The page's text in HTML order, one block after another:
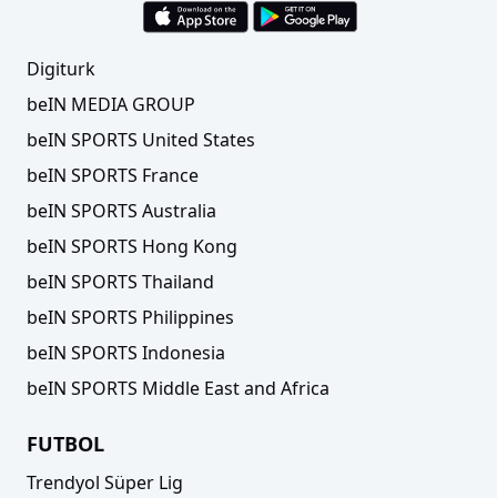
Digiturk
beIN MEDIA GROUP
beIN SPORTS United States
beIN SPORTS France
beIN SPORTS Australia
beIN SPORTS Hong Kong
beIN SPORTS Thailand
beIN SPORTS Philippines
beIN SPORTS Indonesia
beIN SPORTS Middle East and Africa
FUTBOL
Trendyol Süper Lig